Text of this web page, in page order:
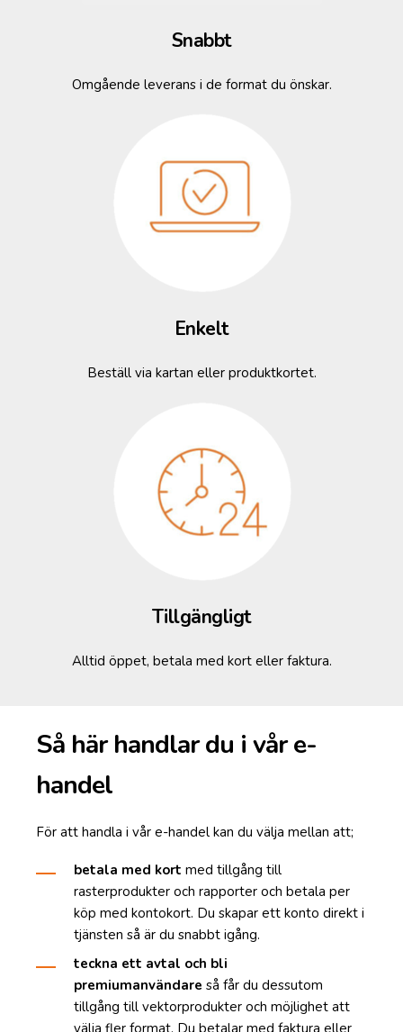
Snabbt
Omgående leverans i de format du önskar.
Enkelt
Beställ via kartan eller produktkortet.
Tillgängligt
Alltid öppet, betala med kort eller faktura.
Så här handlar du i vår e-
handel
För att handla i vår e-handel kan du välja mellan att;
betala med kort med tillgång till
rasterprodukter och rapporter och betala per
köp med kontokort. Du skapar ett konto direkt i
tjänsten så är du snabbt igång.
teckna ett avtal och bli
premiumanvändare så får du dessutom
tillgång till vektorprodukter och möjlighet att
välja fler format. Du betalar med faktura eller